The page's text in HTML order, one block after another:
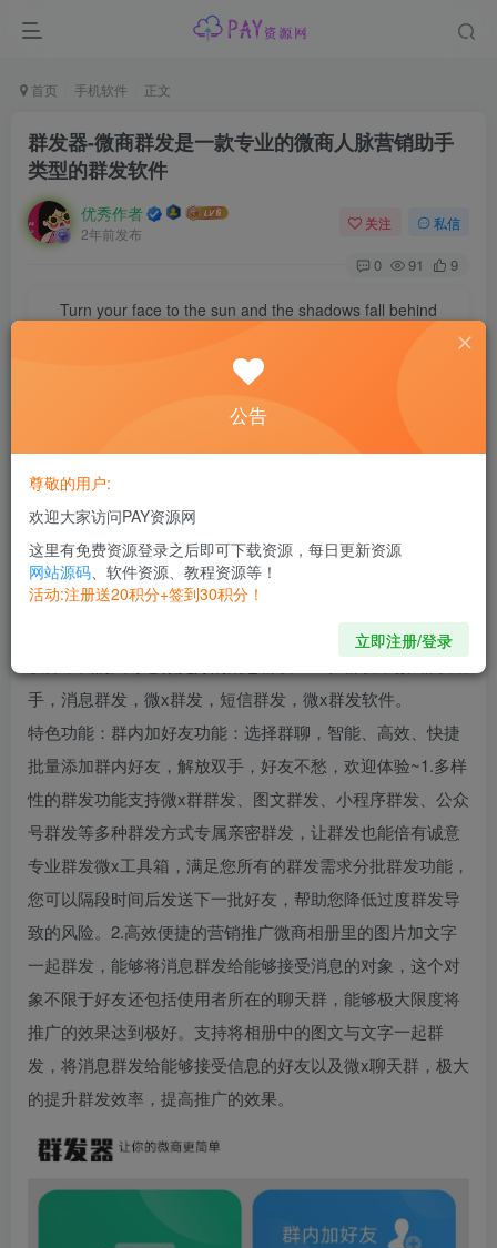
首页 手机软件 正文
群发器-微商群发是一款专业的微商人脉营销助手
类型的群发软件
优秀作者
2年前发布
关注 私信
0 91 9
Turn your face to the sun and the shadows fall behind
捷批量添加群内好友，解放双手，好友不愁，欢迎体验~
【应用版本】：1.5.0
【应用大小】：103M
【测试机型】：小米14
【软件介绍】：
群发器-微商群发是一款专业的微商人脉营销助手类型的群发
手，消息群发，微x群发，短信群发，微x群发软件。
特色功能：群内加好友功能：选择群聊，智能、高效、快捷
批量添加群内好友，解放双手，好友不愁，欢迎体验~1.多样
性的群发功能支持微x群群发、图文群发、小程序群发、公众
号群发等多种群发方式专属亲密群发，让群发也能倍有诚意
专业群发微x工具箱，满足您所有的群发需求分批群发功能，
您可以隔段时间后发送下一批好友，帮助您降低过度群发导
致的风险。2.高效便捷的营销推广微商相册里的图片加文字
一起群发，能够将消息群发给能够接受消息的对象，这个对
象不限于好友还包括使用者所在的聊天群，能够极大限度将
推广的效果达到极好。支持将相册中的图文与文字一起群
发，将消息群发给能够接受信息的好友以及微x聊天群，极大
的提升群发效率，提高推广的效果。
公告
尊敬的用户:
欢迎大家访问PAY资源网
这里有免费资源登录之后即可下载资源，每日更新资源
网站源码、软件资源、教程资源等！
活动:注册送20积分+签到30积分！
立即注册/登录